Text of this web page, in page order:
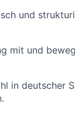
und
mit und
in deutscher